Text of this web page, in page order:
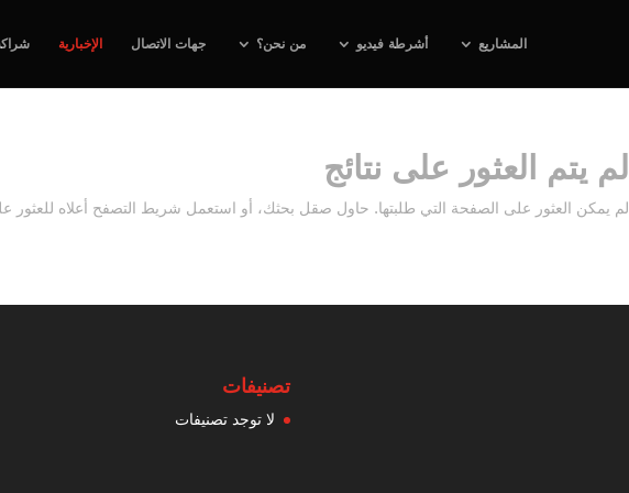
المشاريع أشرطة فيديو من نحن؟ جهات الاتصال الإخبارية
لم يتم العثور على نتائج
لم يمكن العثور على الصفحة التي طلبتها. حاول صقل بحثك، أو استعمل شريط التصفح أعلاه للعثور
تصنيفات
لا توجد تصنيفات